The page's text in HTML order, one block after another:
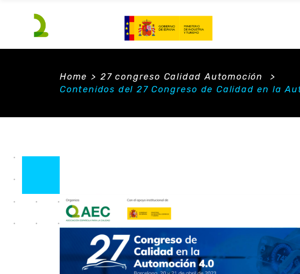
Home > 27 congreso Calidad Automoción
>
Contenidos del 27 Congreso de Calidad en la